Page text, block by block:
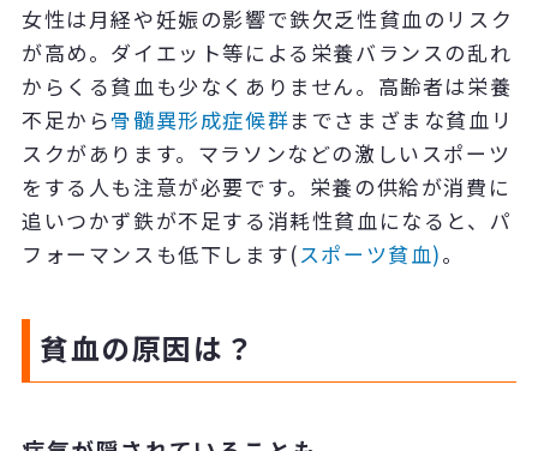
女性は月経や妊娠の影響で鉄欠乏性貧血のリスク
が高め。ダイエット等による栄養バランスの乱れ
からくる貧血も少なくありません。高齢者は栄養
不足から骨髄異形成症候群までさまざまな貧血リ
スクがあります。マラソンなどの激しいスポーツ
をする人も注意が必要です。栄養の供給が消費に
追いつかず鉄が不足する消耗性貧血になると、パ
フォーマンスも低下します(スポーツ貧血)。
貧血の原因は？